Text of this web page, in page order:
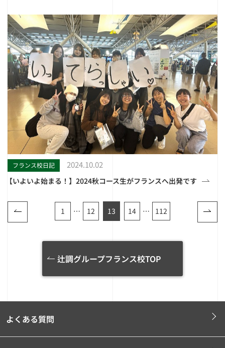
フランス校日記 2024.10.02
【いよいよ始まる！】2024秋コース生がフランスへ出発です
1 … 12 13 14 … 112
辻調グループフランス校TOP
よくある質問